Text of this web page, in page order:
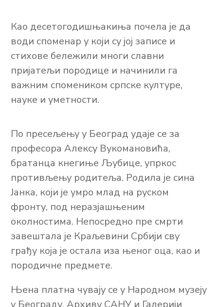
Као десетогодишњакиња почела је да
води споменар у који су јој записе и
стихове бележили многи славни
пријатељи породице и начинили га
важним спомеником српске културе,
науке и уметности.
По пресељењу у Београд удаје се за
професора Алексу Вукомановића,
братанца кнегиње Љубице, упркос
противљењу родитеља. Родила је сина
Јанка, који је умро млад на руском
фронту, под неразјашњеним
околностима. Непосредно пре смрти
завештала је Краљевини Србији сву
грађу која је остала иза њеног оца, као и
породичне предмете.
Њена платна чувају се у Народном музеју